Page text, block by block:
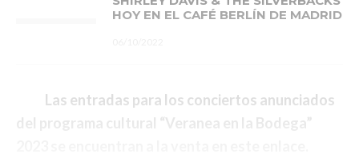
HOY EN EL CAFÉ BERLÍN DE MADRID
Las entradas para los conciertos anunciados
del programa cultural “Veranea en la Bodega”